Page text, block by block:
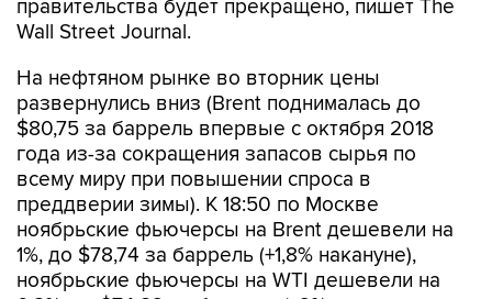
На нефтяном рынке во вторник цены
$80,75 за баррель впервые с октября 2018
года из-за сокращения запасов сырья по
всему миру при повышении спроса в
преддверии зимы). К 18:50 по Москве
ноябрьские фьючерсы на Brent дешевели на
1%, до $78,74 за баррель (+1,8% накануне),
ноябрьские фьючерсы на WTI дешевели на
0,8%, до $74,82 за баррель (+2% в
понедельник).